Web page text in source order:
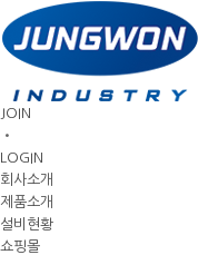
JOIN
•
LOGIN
회사소개
제품소개
설비현황
쇼핑몰